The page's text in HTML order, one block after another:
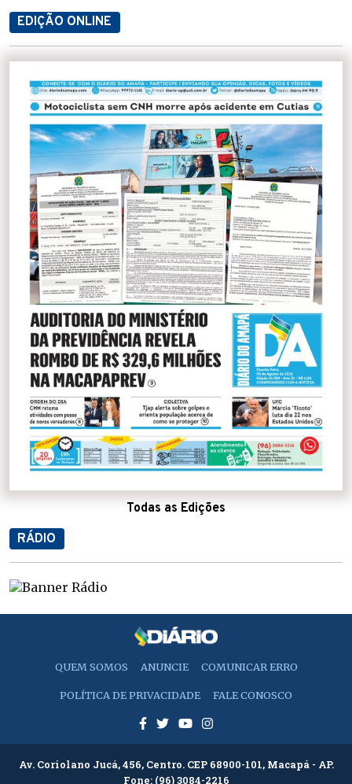
EDIÇÃO ONLINE
Todas as Edições
RÁDIO
QUEM SOMOS ANUNCIE COMUNICAR ERRO
POLÍTICA DE PRIVACIDADE FALE CONOSCO
Av. Coriolano Jucá, 456, Centro. CEP 68900-101, Macapá - AP.
Fone: (96) 3084-2216